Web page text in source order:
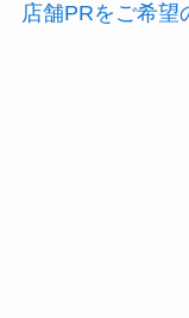
店舗PRをご希望